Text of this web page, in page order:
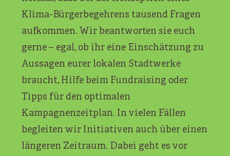
Klima-Bürgerbegehrens tausend Fragen
aufkommen. Wir beantworten sie euch
gerne – egal, ob ihr eine Einschätzung zu
Aussagen eurer lokalen Stadtwerke
braucht, Hilfe beim Fundraising oder
Tipps für den optimalen
Kampagnenzeitplan. In vielen Fällen
begleiten wir Initiativen auch über einen
längeren Zeitraum. Dabei geht es vor